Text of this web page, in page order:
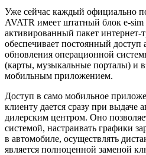
Уже сейчас каждый официально
AVATR имеет штатный блок e-sim
активированный пакет
обеспечивает постоянный доступ
обновления операционной
(карты, музыкальные порталы) и
мобильным приложением.
Доступ в само мобильное
клиенту дается сразу при
дилерским центром. Оно
системой, настраивать графики
в автомобиле, осуществлять
является полноценной заменой